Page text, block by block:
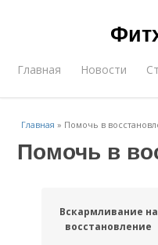
Главная Новости
Главная » Помочь в
Помочь в
Вскармливание на
восстановление